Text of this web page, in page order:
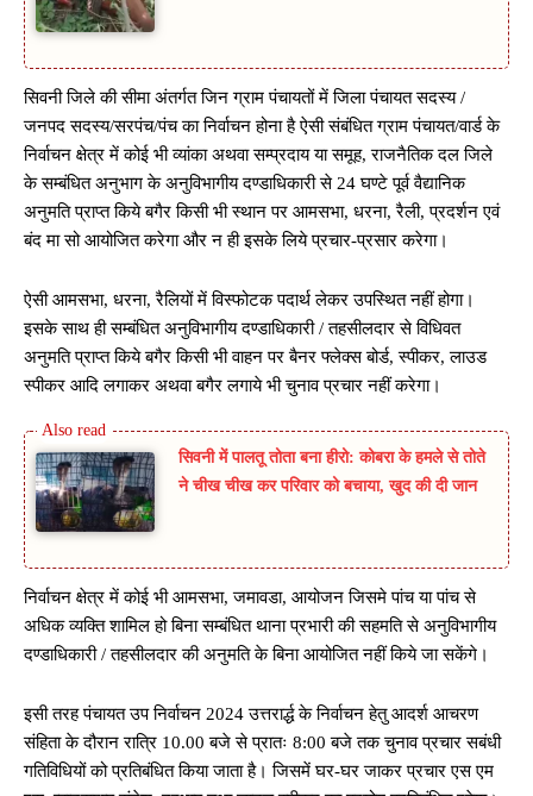
सिवनी जिले की सीमा अंतर्गत जिन ग्राम पंचायतों में जिला पंचायत सदस्य /
जनपद सदस्य/सरपंच/पंच का निर्वाचन होना है ऐसी संबंधित ग्राम पंचायत/वार्ड के
निर्वाचन क्षेत्र में कोई भी व्यांका अथवा सम्प्रदाय या समूह, राजनैतिक दल जिले
के सम्बंधित अनुभाग के अनुविभागीय दण्डाधिकारी से 24 घण्टे पूर्व वैद्यानिक
अनुमति प्राप्त किये बगैर किसी भी स्थान पर आमसभा, धरना, रैली, प्रदर्शन एवं
बंद मा सो आयोजित करेगा और न ही इसके लिये प्रचार-प्रसार करेगा।
ऐसी आमसभा, धरना, रैलियों में विस्फोटक पदार्थ लेकर उपस्थित नहीं होगा।
इसके साथ ही सम्बंधित अनुविभागीय दण्डाधिकारी / तहसीलदार से विधिवत
अनुमति प्राप्त किये बगैर किसी भी वाहन पर बैनर फ्लेक्स बोर्ड, स्पीकर, लाउड
स्पीकर आदि लगाकर अथवा बगैर लगाये भी चुनाव प्रचार नहीं करेगा।
सिवनी में पालतू तोता बना हीरो: कोबरा के हमले से तोते
ने चीख चीख कर परिवार को बचाया, खुद की दी जान
निर्वाचन क्षेत्र में कोई भी आमसभा, जमावडा, आयोजन जिसमे पांच या पांच से
अधिक व्यक्ति शामिल हो बिना सम्बंधित थाना प्रभारी की सहमति से अनुविभागीय
दण्डाधिकारी / तहसीलदार की अनुमति के बिना आयोजित नहीं किये जा सकेंगे।
इसी तरह पंचायत उप निर्वाचन 2024 उत्तरार्द्ध के निर्वाचन हेतु आदर्श आचरण
संहिता के दौरान रात्रि 10.00 बजे से प्रातः 8:00 बजे तक चुनाव प्रचार सबंधी
गतिविधियों को प्रतिबंधित किया जाता है। जिसमें घर-घर जाकर प्रचार एस एम